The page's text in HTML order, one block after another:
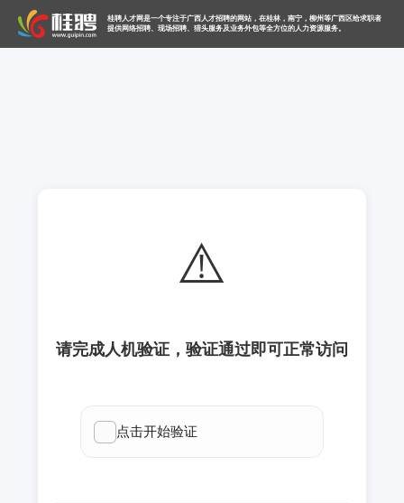
桂聘人才网是一个专注于广西人才招聘的网站，在桂林，南宁，柳州等广西区给求职者
提供网络招聘、现场招聘、猎头服务及业务外包等全方位的人力资源服务。
⚠️
请完成人机验证，验证通过即可正常访问